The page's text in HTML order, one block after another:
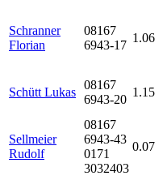
Schranner
Florian
08167
6943-17
1.06
Schütt Lukas
08167
6943-20
1.15
Sellmeier
Rudolf
08167
6943-43
0171
3032403
0.07